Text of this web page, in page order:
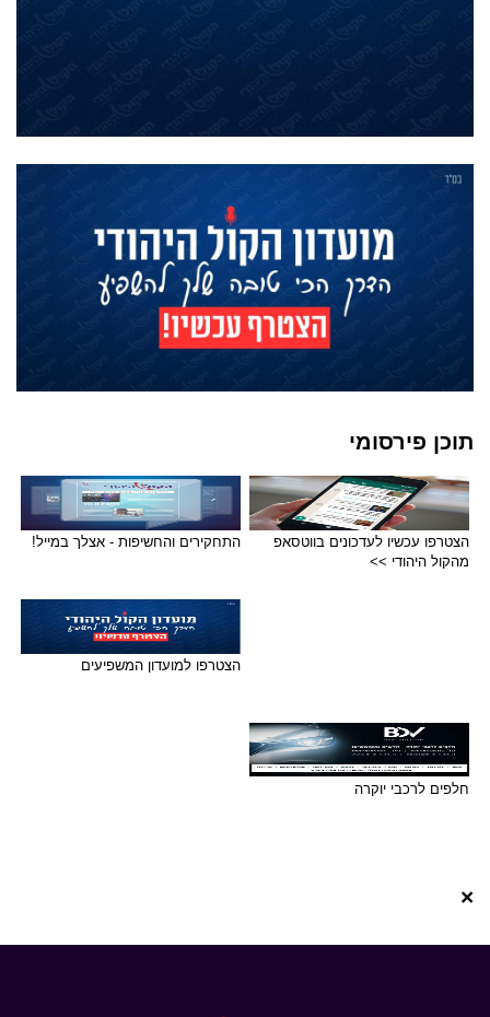
תוכן פירסומי
הצטרפו עכשיו לעדכונים בווטסאפ
מהקול היהודי >>
התחקירים והחשיפות - אצלך במייל!
הצטרפו למועדון המשפיעים
חלפים לרכבי יוקרה
×